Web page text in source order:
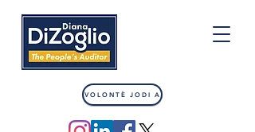
VOLONTÈ JODI A